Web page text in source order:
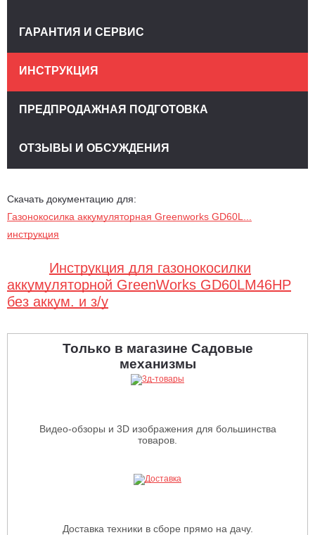
Скачать документацию для:
Газонокосилка аккумуляторная Greenworks GD60L...
инструкция
Инструкция для газонокосилки
аккумуляторной GreenWorks GD60LM46HP
без аккум. и з/у
ГАРАНТИЯ И СЕРВИС
ИНСТРУКЦИЯ
ПРЕДПРОДАЖНАЯ ПОДГОТОВКА
ОТЗЫВЫ И ОБСУЖДЕНИЯ
Только в магазине Садовые
механизмы
Видео-обзоры и 3D изображения для большинства
товаров.
Доставка техники в сборе прямо на дачу.